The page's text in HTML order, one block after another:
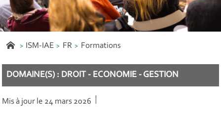
ISM-IAE FR Formations
DOMAINE(S) : DROIT - ECONOMIE - GESTION
Mis à jour le 24 mars 2026